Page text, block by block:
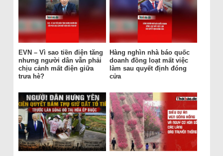
EVN – Vì sao tiền điện tăng
nhưng người dân vẫn phải
chịu cảnh mất điện giữa
trưa hè?
Hàng nghìn nhà báo quốc
doanh đồng loạt mất việc
làm sau quyết định đóng
cửa